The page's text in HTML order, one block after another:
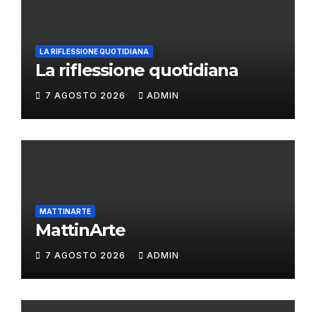
LA RIFLESSIONE QUOTIDIANA
La riflessione quotidiana
7 AGOSTO 2026 ADMIN
MATTINARTE
MattinArte
7 AGOSTO 2026 ADMIN